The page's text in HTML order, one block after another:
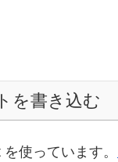
を書き込む
使っています。